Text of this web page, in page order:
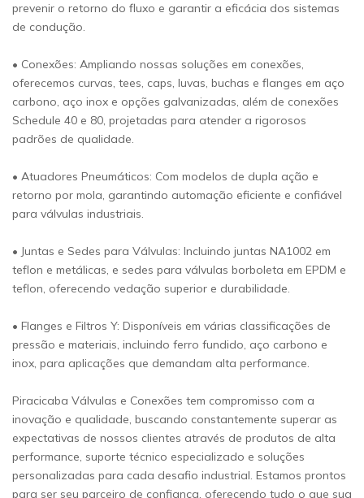
prevenir o retorno do fluxo e garantir a eficácia dos sistemas
de condução.
• Conexões: Ampliando nossas soluções em conexões,
oferecemos curvas, tees, caps, luvas, buchas e flanges em aço
carbono, aço inox e opções galvanizadas, além de conexões
Schedule 40 e 80, projetadas para atender a rigorosos
padrões de qualidade.
• Atuadores Pneumáticos: Com modelos de dupla ação e
retorno por mola, garantindo automação eficiente e confiável
para válvulas industriais.
• Juntas e Sedes para Válvulas: Incluindo juntas NA1002 em
teflon e metálicas, e sedes para válvulas borboleta em EPDM e
teflon, oferecendo vedação superior e durabilidade.
• Flanges e Filtros Y: Disponíveis em várias classificações de
pressão e materiais, incluindo ferro fundido, aço carbono e
inox, para aplicações que demandam alta performance.
Piracicaba Válvulas e Conexões tem compromisso com a
inovação e qualidade, buscando constantemente superar as
expectativas de nossos clientes através de produtos de alta
performance, suporte técnico especializado e soluções
personalizadas para cada desafio industrial. Estamos prontos
para ser seu parceiro de confiança, oferecendo tudo o que sua